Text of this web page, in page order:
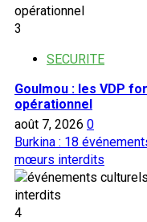
3
SECURITE
Goulmou : les VDP
opérationnel
août 7, 2026 0
Burkina : 18
mœurs interdits
4